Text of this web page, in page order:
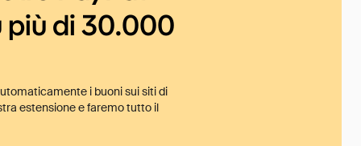
più di 30.000
i buoni sui siti di
estensione e faremo tutto il